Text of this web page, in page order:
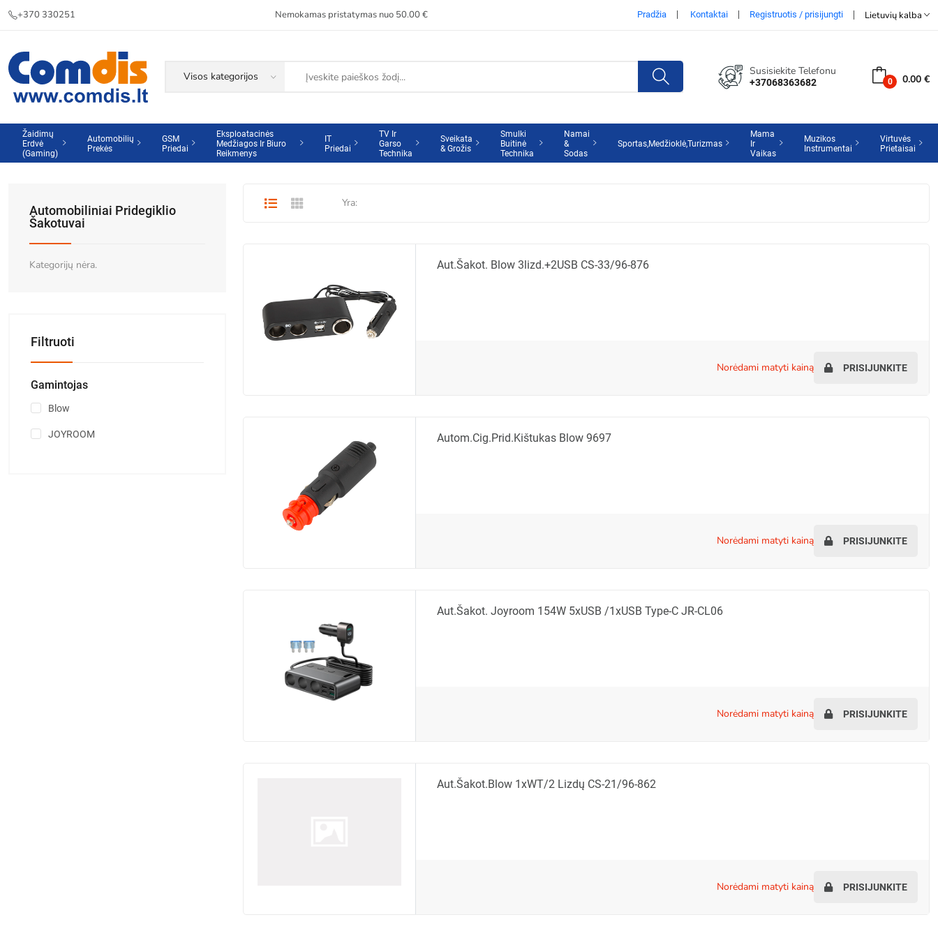
+370 330251 Nemokamas pristatymas nuo 50.00 € Pradžia Kontaktai Registruotis / prisijungti Lietuvių kalba
Susisiekite Telefonu
+37068363682 0.00 €
Žaidimų
Erdvė
(Gaming)
Automobilių
Prekės
GSM
Priedai
Eksploatacinės
Medžiagos Ir Biuro
Reikmenys
IT
Priedai
TV Ir
Garso
Technika
Sveikata
& Grožis
Smulki
Buitinė
Technika
Namai
&
Sodas
Sportas,Medžioklė,Turizmas
Mama
Ir
Vaikas
Muzikos
Instrumentai
Virtuvės
Prietaisai
Yra:
Aut.šakot. Blow 3lizd.+2USB CS-33/96-876
norėdami matyti kainą PRISIJUNKITE
Autom.cig.prid.kištukas Blow 9697
norėdami matyti kainą PRISIJUNKITE
Aut.šakot. Joyroom 154W 5xUSB /1xUSB Type-C JR-CL06
norėdami matyti kainą PRISIJUNKITE
Aut.šakot.Blow 1xWT/2 Lizdų CS-21/96-862
norėdami matyti kainą PRISIJUNKITE
Automobiliniai Pridegiklio
Šakotuvai
Kategorijų nėra.
Filtruoti
Gamintojas
Blow
JOYROOM